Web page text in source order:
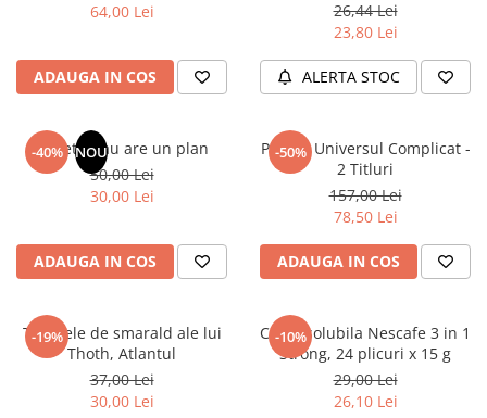
Instrumente de scris
Organizare si Arhivare
Articole scolare
Arta
Caiete si Carnetele scolare
Ghiozdane si Penare scolare
Instrumente si Truse Geometrie
Seturi scolare
Calculator
Consumabile & Accesorii
64,00 Lei
ADAUGA IN COS
26,44 Lei
23,80 Lei
ALERTA STOC
-40% NOU
Sufletul tau are un plan
50,00 Lei
30,00 Lei
ADAUGA IN COS
-50%
Pachet Universul Complicat -
2 Titluri
157,00 Lei
78,50 Lei
ADAUGA IN COS
-19%
Tablitele de smarald ale lui
Thoth, Atlantul
37,00 Lei
30,00 Lei
-10%
Cafea solubila Nescafe 3 in 1
Strong, 24 plicuri x 15 g
29,00 Lei
26,10 Lei